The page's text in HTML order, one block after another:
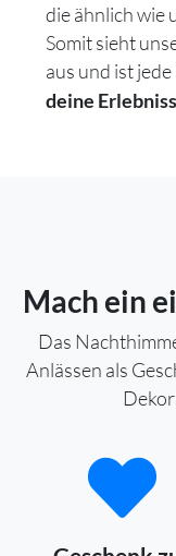
die ähnlich wie
Somit sieht
aus und ist
deine
Mach ein
Das
Anlässen als